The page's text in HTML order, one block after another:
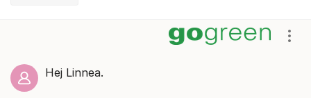
Hej Linnea.